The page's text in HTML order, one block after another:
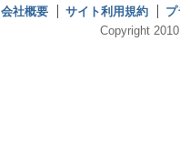
会社概要 サイト利用規約
Copyright